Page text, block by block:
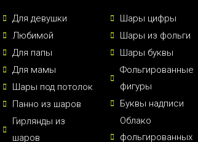
Для девушки
Любимой
Для папы
Для мамы
Шары под потолок
Панно из шаров
Гирлянды из
шаров
Шары цифры
Шары из фольги
Шары буквы
Фольгированные
фигуры
Буквы надписи
Облако
фольгированных